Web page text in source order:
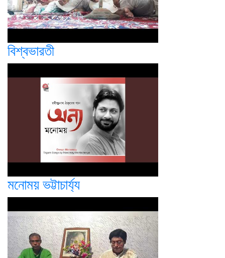
বিশ্বভারতী
মনোময় ভট্টাচার্য্য